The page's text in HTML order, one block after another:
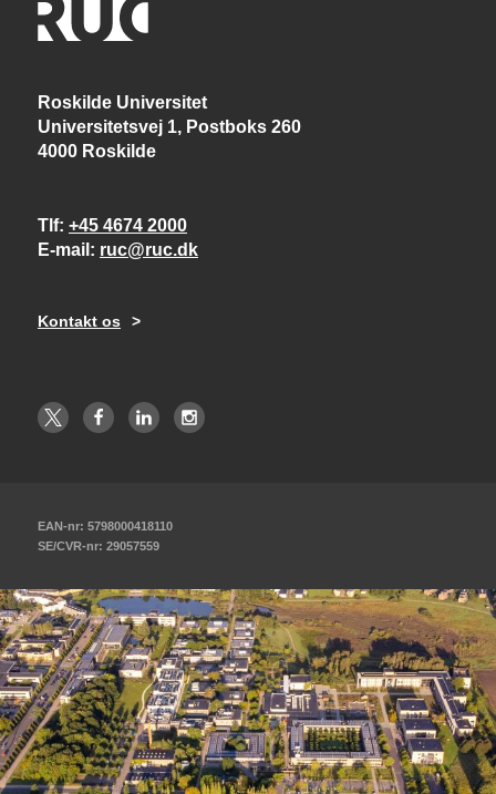
Roskilde Universitet
Universitetsvej 1, Postboks 260
4000 Roskilde
Tlf +45 4674 2000
E-mail
ruc@ruc.dk
Kontakt os
EAN-nr: 5798000418110
SE/CVR-nr: 29057559